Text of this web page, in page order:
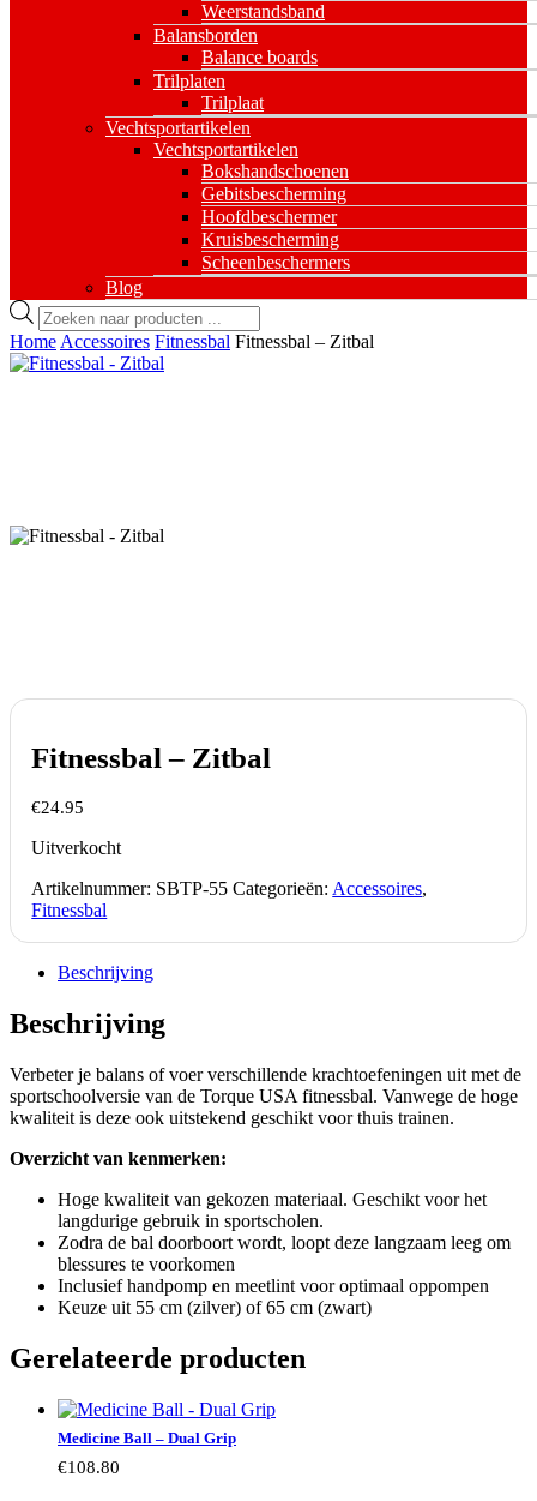
Weerstandsband
Balansborden
Balance boards
Trilplaten
Trilplaat
Vechtsportartikelen
Vechtsportartikelen
Bokshandschoenen
Gebitsbescherming
Hoofdbeschermer
Kruisbescherming
Scheenbeschermers
Blog
Producten
zoeken
Home Accessoires Fitnessbal Fitnessbal – Zitbal
Fitnessbal – Zitbal
€24.95
Uitverkocht
Artikelnummer: SBTP-55 Categorieën: Accessoires,
Fitnessbal
Beschrijving
Beschrijving
Verbeter je balans of voer verschillende krachtoefeningen uit met de
sportschoolversie van de Torque USA fitnessbal. Vanwege de hoge
kwaliteit is deze ook uitstekend geschikt voor thuis trainen.
Overzicht van kenmerken:
Hoge kwaliteit van gekozen materiaal. Geschikt voor het
langdurige gebruik in sportscholen.
Zodra de bal doorboort wordt, loopt deze langzaam leeg om
blessures te voorkomen
Inclusief handpomp en meetlint voor optimaal oppompen
Keuze uit 55 cm (zilver) of 65 cm (zwart)
Gerelateerde producten
Medicine Ball – Dual Grip
€108.80